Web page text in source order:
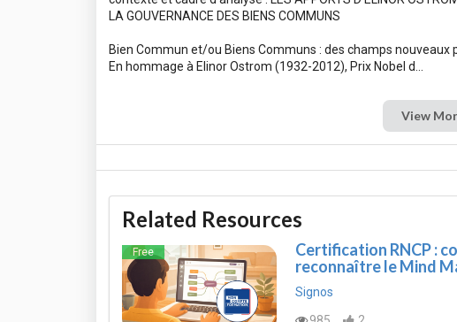
LA GOUVERNANCE DES BIENS COMMUNS
Bien Commun et/ou Biens Communs : des champs nouveaux
View
Related Resources
Free
Certification RNCP :
reconnaître le Mind
Signos